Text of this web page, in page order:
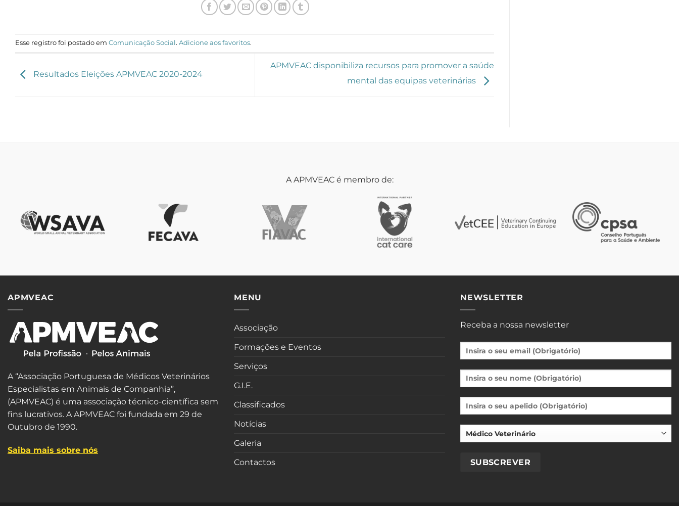
Esse registro foi postado em Comunicação Social . Adicione aos favoritos.
Resultados Eleições APMVEAC 2020-2024
APMVEAC disponibiliza recursos para promover a saúde
mental das equipas veterinárias
A APMVEAC é membro de:
APMVEAC
A “Associação Portuguesa de Médicos Veterinários
Especialistas em Animais de Companhia”,
(APMVEAC) é uma associação técnico-científica sem
fins lucrativos. A APMVEAC foi fundada em 29 de
Outubro de 1990.
Saiba mais sobre nós
MENU
Associação
Formações e Eventos
Serviços
G.I.E.
Classificados
Notícias
Galeria
Contactos
NEWSLETTER
Receba a nossa newsletter